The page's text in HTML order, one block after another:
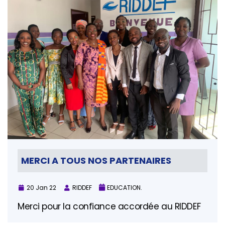
MERCI A TOUS NOS PARTENAIRES
20 Jan 22 RIDDEF EDUCATION.
Merci pour la confiance accordée au RIDDEF